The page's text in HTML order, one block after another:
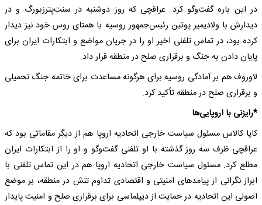
در این باره گفت‌وگو کرد. عراقچی که روز دوشنبه در سنت‌پترزبورگ و در
دیدارش با ولادیمیر پوتین رئیس‌جمهور روسیه با همتای روس خود نیز دیدار
کرده بود، در تماس تلفنی اخیر او را در جریان مواضع و ابتکارات ایران برای
پایان دادن به جنگ و برقراری صلح در منطقه قرار داد.
لاوروف هم بر آمادگی روسیه برای هرگونه مساعدت برای خاتمه جنگ تحمیلی
و برقراری صلح در منطقه تأکید کرد.
*رایزنی با اروپایی‌ها
کایا کالاس مسئول سیاست خارجی اتحادیه اروپا هم از دیگر مقاماتی بود که
عراقچی ظرف سه روز گذشته با او تلفنی گفت‌وگو و او را از ابتکارات ایران
مطلع کرد. مسئول سیاست خارجی اتحادیه اروپا هم در این تماس تلفنی با
ابراز نگرانی از پیامدهای امنیتی و اقتصادی تداوم تنش در منطقه، بر موضع
اصولی این اتحادیه در حمایت از دیپلماسی برای برقراری صلح و امنیت پایدار